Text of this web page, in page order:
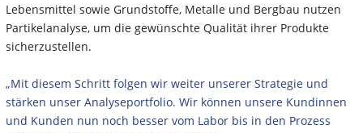
Lebensmittel sowie Grundstoffe, Metalle und Bergbau nutzen
Partikelanalyse, um die gewünschte Qualität ihrer Produkte
sicherzustellen.
„Mit diesem Schritt folgen wir weiter unserer Strategie und
stärken unser Analyseportfolio. Wir können unsere Kundinnen
und Kunden nun noch besser vom Labor bis in den Prozess